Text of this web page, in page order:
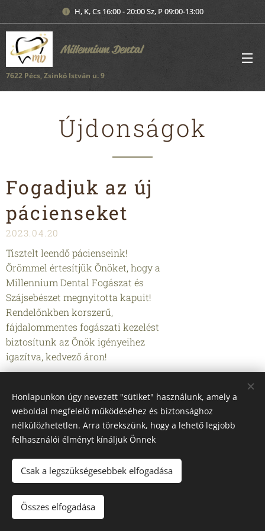
H, K, Cs 16:00 - 20:00 Sz, P 09:00-13:00
Millennium Dental
7622 Pécs, Zsinkó István u. 9
Újdonságok
Fogadjuk az új
pácienseket
2023.04.20
Tisztelt leendő pácienseink!
Örömmel értesítjük Önöket, hogy a
Millennium Dental Fogászat és
Szájsebészet megnyitotta kapuit!
Rendelőnkben korszerű,
fájdalommentes fogászati kezelést
biztosítunk az Önök igényeihez
igazítva, kedvező áron!
Sütik
Honlapunkon úgy nevezett "sütiket" használunk, amely a
weboldal megfelelő működéséhez és biztonsághoz
nélkülözhetetlen. Arra törekszünk, hogy a lehető legjobb
felhasználói élményt kínáljuk Önnek
Csak a legszükségesebbek elfogadása
Összes elfogadása